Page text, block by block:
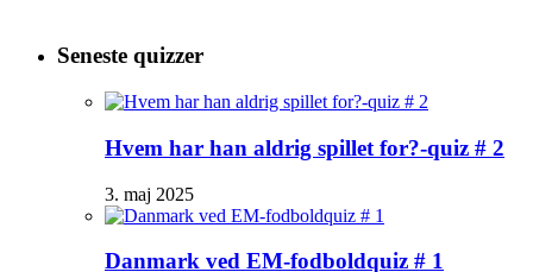
Seneste quizzer
Hvem har han aldrig spillet for?-quiz # 2
3. maj 2025
Danmark ved EM-fodboldquiz # 1